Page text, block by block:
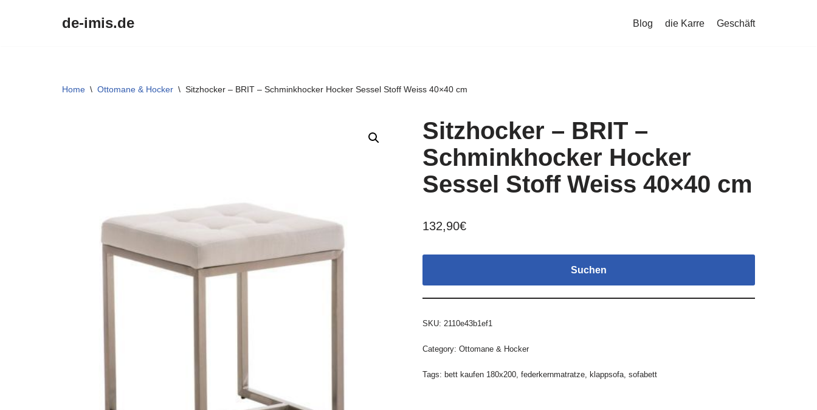
de-imis.de Blog die Karre Geschäft
Home \ Ottomane & Hocker \ Sitzhocker – BRIT – Schminkhocker Hocker Sessel Stoff Weiss 40×40 cm
Sitzhocker – BRIT –
Schminkhocker Hocker
Sessel Stoff Weiss 40×40 cm
132,90€
Suchen
SKU: 2110e43b1ef1
Category: Ottomane & Hocker
Tags: bett kaufen 180x200, federkernmatratze, klappsofa, sofabett